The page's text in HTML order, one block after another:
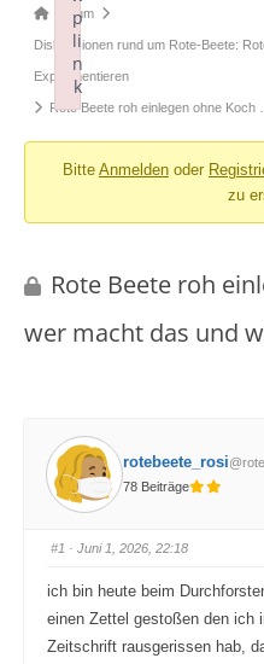
Forum-
Breadcrumbs
-
Du
Forum
Diskussionen rund um Rote-Beete:
Experimentieren
Rote Beete roh einlegen ohne Koch …
Bitte Anmelden oder
zu
Rote Beete roh
wer macht das und
rotebeete_rosi
78 Beiträge
#1 · Juni 1, 2026, 22:18
ich bin heute beim
einen Zettel gestoßen den ich
Zeitschrift rausgerissen hab,
p
li
n
k
Failed to initialize plugin: